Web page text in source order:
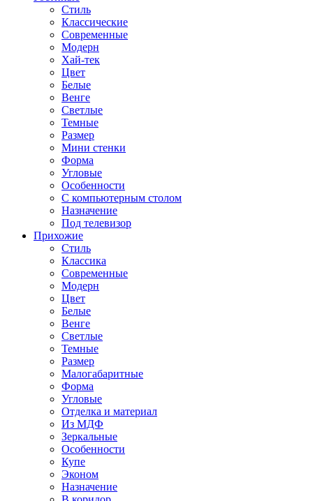
Стиль
Классические
Современные
Модерн
Хай-тек
Цвет
Белые
Венге
Светлые
Темные
Размер
Мини стенки
Форма
Угловые
Особенности
С компьютерным столом
Назначение
Под телевизор
Прихожие
Стиль
Классика
Современные
Модерн
Цвет
Белые
Венге
Светлые
Темные
Размер
Малогабаритные
Форма
Угловые
Отделка и материал
Из МДФ
Зеркальные
Особенности
Купе
Эконом
Назначение